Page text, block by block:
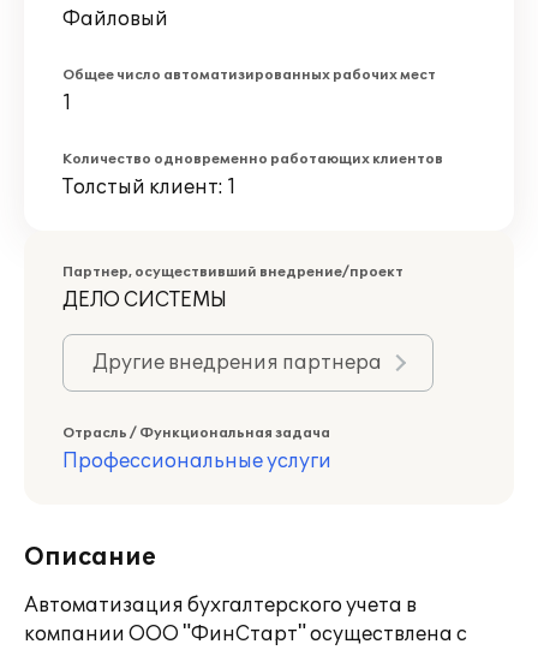
Файловый
Общее число автоматизированных рабочих мест
1
Количество одновременно работающих клиентов
Толстый клиент: 1
Партнер, осуществивший внедрение/проект
ДЕЛО СИСТЕМЫ
Другие внедрения партнера
Отрасль / Функциональная задача
Профессиональные услуги
Описание
Автоматизация бухгалтерского учета в
компании ООО "ФинСтарт" осуществлена с